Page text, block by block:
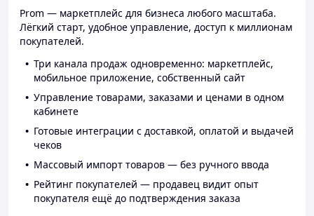
Prom — маркетплейс для бизнеса любого масштаба.
Лёгкий старт, удобное управление, доступ к миллионам
покупателей.
Три канала продаж одновременно: маркетплейс,
мобильное приложение, собственный сайт
Управление товарами, заказами и ценами в одном
кабинете
Готовые интеграции с доставкой, оплатой и выдачей
чеков
Массовый импорт товаров — без ручного ввода
Рейтинг покупателей — продавец видит опыт
покупателя ещё до подтверждения заказа